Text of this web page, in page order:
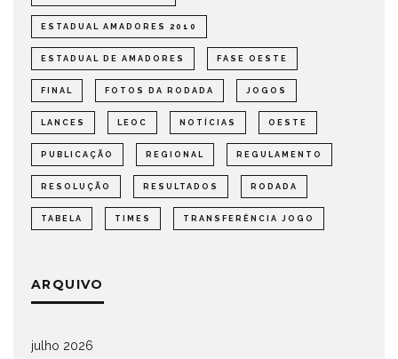
ESTADUAL AMADORES 2010
ESTADUAL DE AMADORES FASE OESTE
FINAL FOTOS DA RODADA JOGOS
LANCES LEOC NOTÍCIAS OESTE
PUBLICAÇÃO REGIONAL REGULAMENTO
RESOLUÇÃO RESULTADOS RODADA
TABELA TIMES TRANSFERÊNCIA JOGO
ARQUIVO
julho 2026